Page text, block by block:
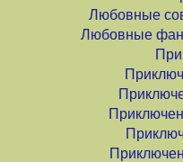
Любовные
Любовные